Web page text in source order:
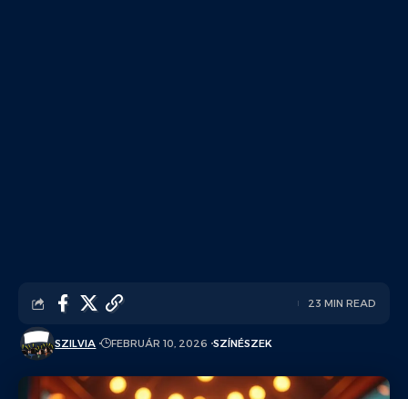
SZILVIA FEBRUÁR 10, 2026 SZÍNÉSZEK
23 MIN READ